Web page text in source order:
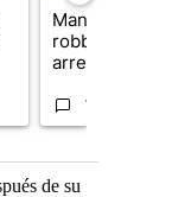
Man accused
robbery,
arrested a...
7 comments
de su